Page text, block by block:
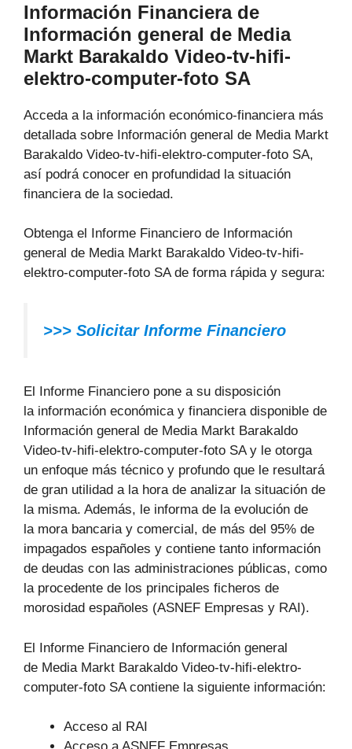
Información Financiera de
Información general de Media
Markt Barakaldo Video-tv-hifi-
elektro-computer-foto SA
Acceda a la información económico-financiera más
detallada sobre Información general de Media Markt
Barakaldo Video-tv-hifi-elektro-computer-foto SA,
así podrá conocer en profundidad la situación
financiera de la sociedad.
Obtenga el Informe Financiero de Información
general de Media Markt Barakaldo Video-tv-hifi-
elektro-computer-foto SA de forma rápida y segura:
>>> Solicitar Informe Financiero
El Informe Financiero pone a su disposición
la información económica y financiera disponible de
Información general de Media Markt Barakaldo
Video-tv-hifi-elektro-computer-foto SA y le otorga
un enfoque más técnico y profundo que le resultará
de gran utilidad a la hora de analizar la situación de
la misma. Además, le informa de la evolución de
la mora bancaria y comercial, de más del 95% de
impagados españoles y contiene tanto información
de deudas con las administraciones públicas, como
la procedente de los principales ficheros de
morosidad españoles (ASNEF Empresas y RAI).
El Informe Financiero de Información general
de Media Markt Barakaldo Video-tv-hifi-elektro-
computer-foto SA contiene la siguiente información:
Acceso al RAI